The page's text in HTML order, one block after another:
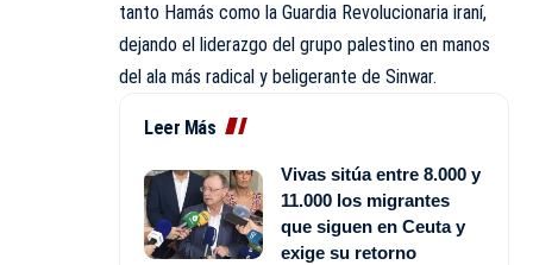
tanto Hamás como la Guardia Revolucionaria iraní,
dejando el liderazgo del grupo palestino en manos
del ala más radical y beligerante de Sinwar.
Leer Más
Vivas sitúa entre 8.000 y
11.000 los migrantes
que siguen en Ceuta y
exige su retorno